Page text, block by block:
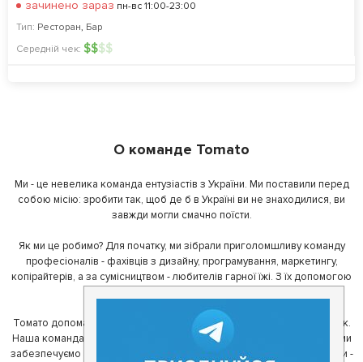
зачинено зараз пн-вс 11:00-23:00
Тип: Ресторан, Бар
Середній чек: $$$$
О команде Tomato
Ми - це невелика команда ентузіастів з України. Ми поставили перед
собою місію: зробити так, щоб де б в Україні ви не знаходилися, ви
завжди могли смачно поїсти.
Як ми це робимо? Для початку, ми зібрали приголомшливу команду
професіоналів - фахівців з дизайну, програмування, маркетингу,
копірайтерів, а за сумісництвом - любителів гарної їжі. З їх допомогою
Томато допомагає своїм користувачам знайти цікаві місця неподалік.
Наша команда регулярно зв'язується з ресторанами - таким чином ми
забезпечуємо актуальність інформації. Друга частина нашої команди -